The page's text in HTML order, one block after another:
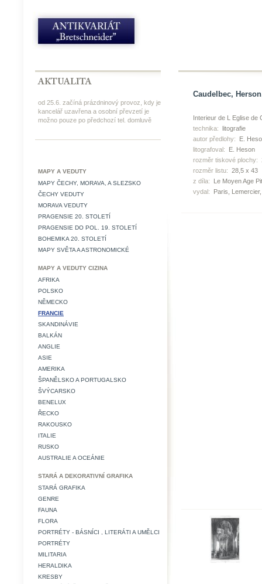
od 25.6. začíná prázdninový provoz, kdy je
kancelář uzavřena a osobní převzetí je
možno pouze po předchozí tel. domluvě
MAPY A VEDUTY
MAPY ČECHY, MORAVA, A SLEZSKO
ČECHY VEDUTY
MORAVA VEDUTY
PRAGENSIE 20. STOLETÍ
PRAGENSIE DO POL. 19. STOLETÍ
BOHEMIKA 20. STOLETÍ
MAPY SVĚTA A ASTRONOMICKÉ
MAPY A VEDUTY CIZINA
AFRIKA
POLSKO
NĚMECKO
FRANCIE
SKANDINÁVIE
BALKÁN
ANGLIE
ASIE
AMERIKA
ŠPANĚLSKO A PORTUGALSKO
ŠVÝCARSKO
BENELUX
ŘECKO
RAKOUSKO
ITALIE
RUSKO
AUSTRALIE A OCEÁNIE
STARÁ A DEKORATIVNÍ GRAFIKA
STARÁ GRAFIKA
GENRE
FAUNA
FLORA
PORTRÉTY - BÁSNÍCI , LITERÁTI A UMĚLCI
PORTRÉTY
MILITARIA
HERALDIKA
KRESBY
Caudelbec,
Interieur de L Eglise de
technika: litografie
autor předlohy:
E.
litografoval:
E. Heson
rozměr tiskové plochy:
rozměr listu: 28,5 x 43
z díla:
Le Moyen Age
vydal:
Paris,